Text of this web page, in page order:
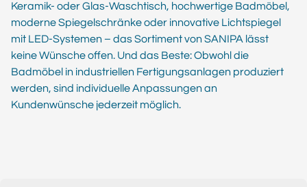
Keramik- oder Glas-Waschtisch, hochwertige Badmöbel,
moderne Spiegelschränke oder innovative Lichtspiegel
mit LED-Systemen – das Sortiment von SANIPA lässt
keine Wünsche offen. Und das Beste: Obwohl die
Badmöbel in industriellen Fertigungsanlagen produziert
werden, sind individuelle Anpassungen an
Kundenwünsche jederzeit möglich.